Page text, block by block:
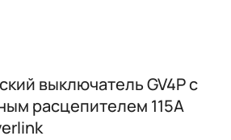
выключатель GV4P с
расцепителем 115A